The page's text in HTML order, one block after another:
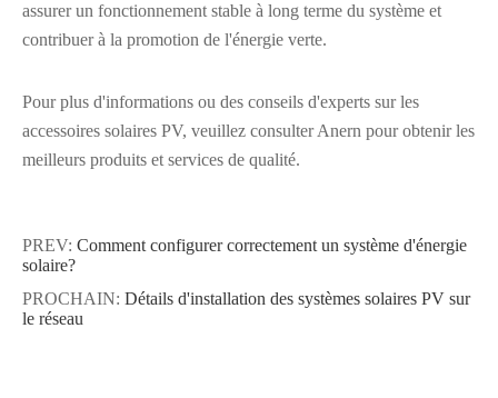
assurer un fonctionnement stable à long terme du système et
contribuer à la promotion de l'énergie verte.
Pour plus d'informations ou des conseils d'experts sur les
accessoires solaires PV, veuillez consulter Anern pour obtenir les
meilleurs produits et services de qualité.
PREV: Comment configurer correctement un système d'énergie
solaire?
PROCHAIN: Détails d'installation des systèmes solaires PV sur
le réseau